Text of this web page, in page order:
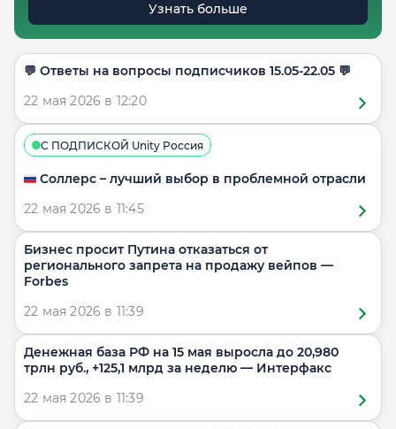
Узнать больше
​​💬 Ответы на вопросы подписчиков 15.05-22.05 💬
22 мая 2026 в 12:20
С ПОДПИСКОЙ Unity Россия
🇷🇺 Соллерс – лучший выбор в проблемной отрасли
22 мая 2026 в 11:45
Бизнес просит Путина отказаться от
регионального запрета на продажу вейпов —
Forbes
22 мая 2026 в 11:39
Денежная база РФ на 15 мая выросла до 20,980
трлн руб., +125,1 млрд за неделю — Интерфакс
22 мая 2026 в 11:39